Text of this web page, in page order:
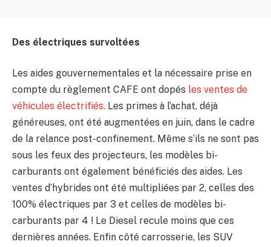
Des électriques survoltées
Les aides gouvernementales et la nécessaire prise en
compte du règlement CAFE ont dopés les ventes de
véhicules électrifiés. Les primes à l’achat, déjà
généreuses, ont été augmentées en juin, dans le cadre
de la relance post-confinement. Même s’ils ne sont pas
sous les feux des projecteurs, les modèles bi-
carburants ont également bénéficiés des aides. Les
ventes d’hybrides ont été multipliées par 2, celles des
100% électriques par 3 et celles de modèles bi-
carburants par 4 ! Le Diesel recule moins que ces
dernières années. Enfin côté carrosserie, les SUV